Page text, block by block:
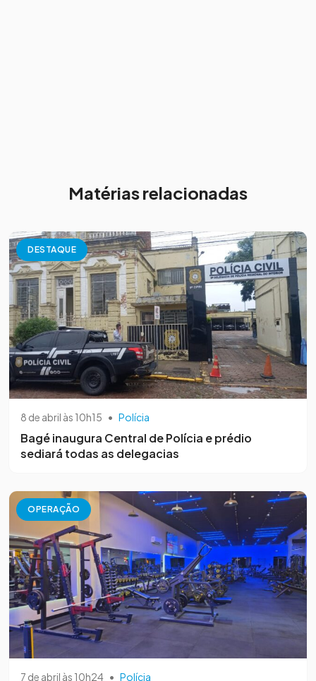
Matérias relacionadas
DESTAQUE
8 de abril às 10h15 • Polícia
Bagé inaugura Central de Polícia e prédio
sediará todas as delegacias
OPERAÇÃO
7 de abril às 10h24 • Polícia